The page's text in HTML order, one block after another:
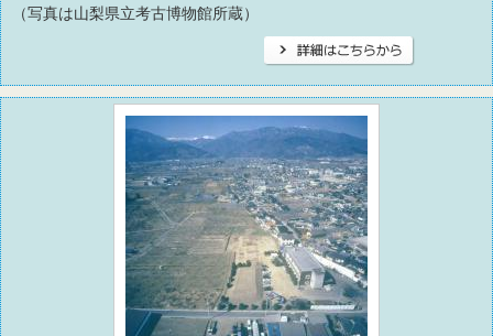
（写真は山梨県立考古博物館所蔵）